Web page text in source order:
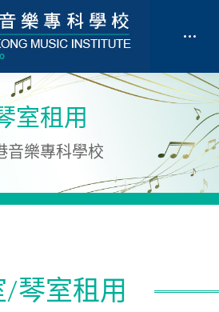
室租用
音樂專科學校
/琴室租用